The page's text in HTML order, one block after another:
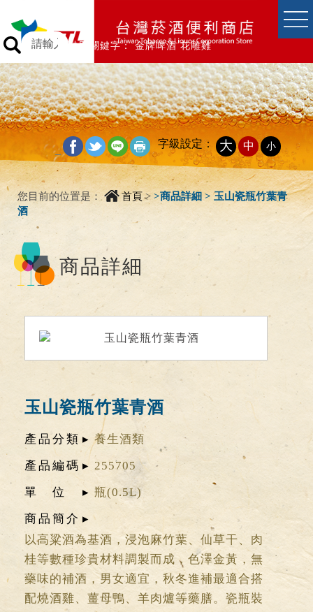
熱門關鍵字： 金牌啤酒 花雕雞
_
字級設定： 大 中 小
您目前的位置是： 首頁>>商品詳細 > 玉山瓷瓶竹葉青
酒
商品詳細
玉山瓷瓶竹葉青酒
產品分類
養生酒類
產品編碼
255705
單位
瓶(0.5L)
商品簡介
以高粱酒為基酒，浸泡麻竹葉、仙草干、肉
桂等數種珍貴材料調製而成，色澤金黃，無
藥味的補酒，男女適宜，秋冬進補最適合搭
配燒酒雞、薑母鴨、羊肉爐等藥膳。瓷瓶裝